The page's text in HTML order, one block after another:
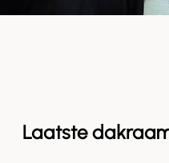
Laatste